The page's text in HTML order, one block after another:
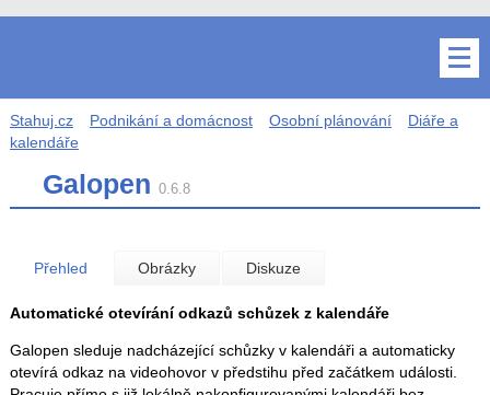
Stahuj.cz Podnikání a domácnost Osobní plánování
Diáře a
kalendáře
Galopen 0.6.8
Přehled Obrázky Diskuze
Automatické otevírání odkazů schůzek z kalendáře
Galopen sleduje nadcházející schůzky v kalendáři a automaticky
otevírá odkaz na videohovor v předstihu před začátkem události.